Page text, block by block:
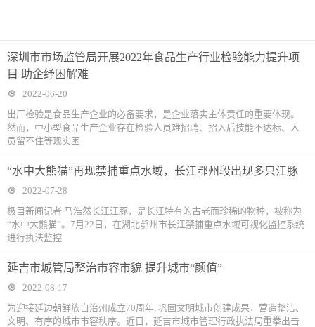
深圳市市场监管局开展2022年食品生产行业检验能力提升项
目 助企纾困解难
2022-06-20
出厂检验是食品生产企业的必备要求，是企业落实主体责任的重要体现。
然而，中小型食品生产企业存在检验人员难招聘、招入后技能不达标、人
员留不住等现实困
“水中大熊猫”再现禁捕重点水域，长江鄂州段出现多只江豚
2022-07-28
极目新闻记者 马浩然长江江豚，是长江特有的古老而珍稀的物种，被称为
“水中大熊猫”。7月22日，在湖北鄂州市长江禁捕重点水域可视化监控系统
进行执法监控
延吉市城管局整治市容市貌 提升城市“颜值”
2022-08-17
为迎接延边朝鲜族自治州成立70周年, 巩固文明城市创建成果，营造整洁、
文明、有序的城市市容秩序。近日，延吉市城市管理行政执法局重拳出击